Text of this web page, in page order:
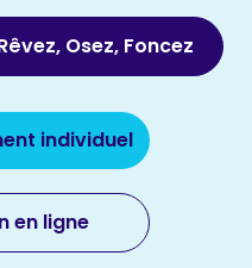
Osez, Foncez
individuel
en ligne